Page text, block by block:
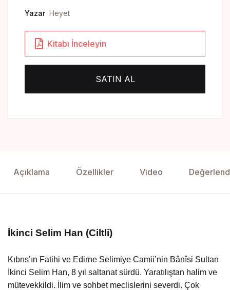
İnsan ve Hayat Dergisi
Çamlıca Çocuk Dergisi
Çamlıca Kids Magazine
Yazar Heyet
Kitabı İnceleyin
SATIN AL
Açıklama Özellikler Video
İkinci Selim Han (Ciltli)
Kıbrıs’ın Fatihi ve Edirne Selimiye Camii’nin Bânîsi Sultan
İkinci Selim Han, 8 yıl saltanat sürdü. Yaratılıştan halim ve
mütevekkildi. İlim ve sohbet meclislerini severdi. Çok